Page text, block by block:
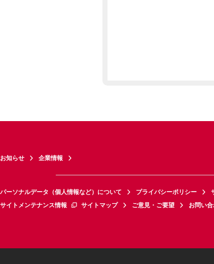
お知らせ 企業情報
パーソナルデータ（個人情報など）について プライバシーポリシー
サイトメンテナンス情報
サイトマップ ご意見・ご要望 お問い